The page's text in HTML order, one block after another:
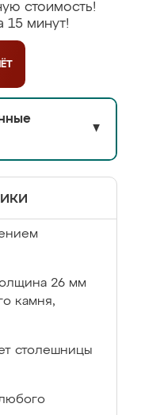
стоимость!
15 минут!
▼
26 мм
камня,
столешницы